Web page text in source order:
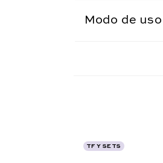
Modo de uso
TF Y SETS